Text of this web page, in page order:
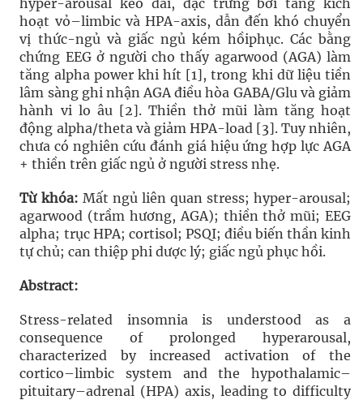
hyper-arousal kéo dài, đặc trưng bởi tăng kích
hoạt vỏ–limbic và HPA-axis, dẫn đến khó chuyển
vị thức-ngủ và giấc ngủ kém hồiphục. Các bằng
chứng EEG ở người cho thấy agarwood (AGA) làm
tăng alpha power khi hít [1], trong khi dữ liệu tiền
lâm sàng ghi nhận AGA điều hòa GABA/Glu và giảm
hành vi lo âu [2]. Thiền thở mũi làm tăng hoạt
động alpha/theta và giảm HPA-load [3]. Tuy nhiên,
chưa có nghiên cứu đánh giá hiệu ứng hợp lực AGA
+ thiền trên giấc ngủ ở người stress nhẹ.
Từ khóa: Mất ngủ liên quan stress; hyper-arousal;
agarwood (trầm hương, AGA); thiền thở mũi; EEG
alpha; trục HPA; cortisol; PSQI; điều biến thần kinh
tự chủ; can thiệp phi dược lý; giấc ngủ phục hồi.
Abstract:
Stress-related insomnia is understood as a
consequence of prolonged hyperarousal,
characterized by increased activation of the
cortico–limbic system and the hypothalamic–
pituitary–adrenal (HPA) axis, leading to difficulty